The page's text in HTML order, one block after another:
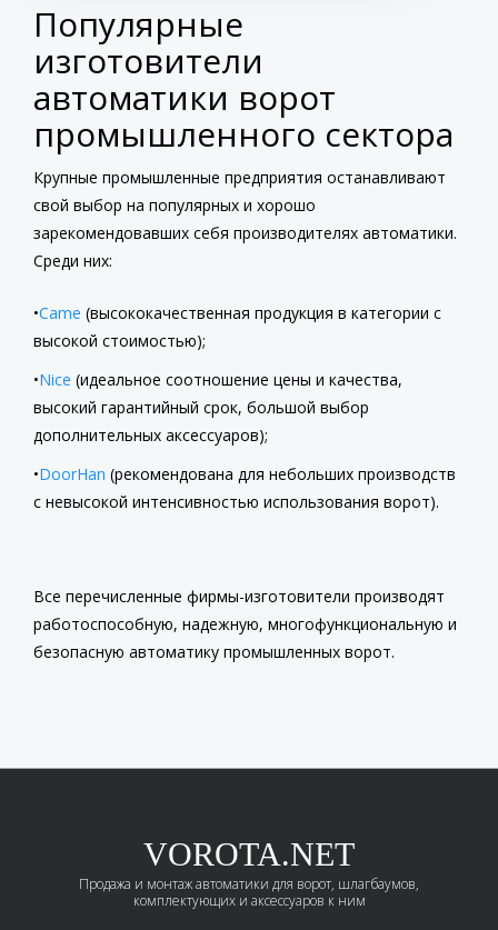
Популярные
изготовители
автоматики ворот
промышленного сектора
Крупные промышленные предприятия останавливают
свой выбор на популярных и хорошо
зарекомендовавших себя производителях автоматики.
Среди них:
Came (высококачественная продукция в категории с
высокой стоимостью);
Nice (идеальное соотношение цены и качества,
высокий гарантийный срок, большой выбор
дополнительных аксессуаров);
DoorHan (рекомендована для небольших производств
с невысокой интенсивностью использования ворот).
Все перечисленные фирмы-изготовители производят
работоспособную, надежную, многофункциональную и
безопасную автоматику промышленных ворот.
VOROTA.NET
Продажа и монтаж автоматики для ворот, шлагбаумов,
комплектующих и аксессуаров к ним